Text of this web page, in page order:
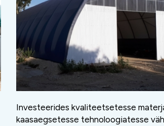
Investeerides kvaliteetsetesse
kaasaegsetesse tehnoloogiatesse